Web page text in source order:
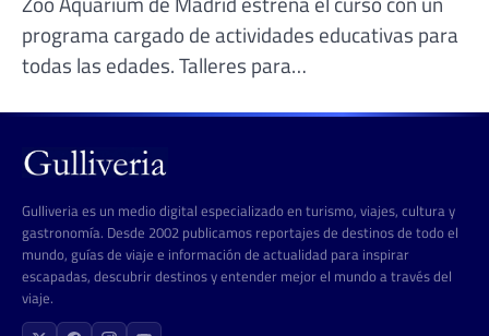
programa cargado de actividades educativas para
todas las edades. Talleres para…
Gulliveria es un medio digital especializado en turismo, viajes, cultura y
gastronomía. Desde 2002 publicamos reportajes de destinos de todo el
mundo, guías de viaje e información de actualidad para inspirar
escapadas, descubrir destinos y entender mejor el mundo a través del
viaje.